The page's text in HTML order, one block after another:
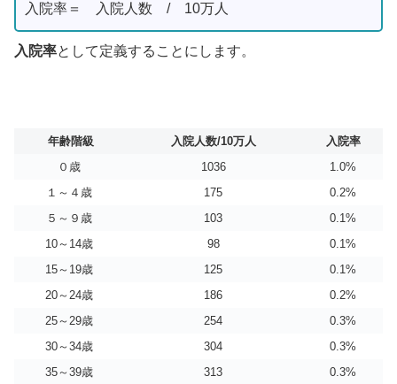
入院率＝ 入院人数 / 10万人
入院率として定義することにします。
年齢階級 入院人数/10万人
入院率
０歳
1036
1.0%
１～４歳
175
0.2%
５～９歳
103
0.1%
10～14歳
98
0.1%
15～19歳
125
0.1%
20～24歳
186
0.2%
25～29歳
254
0.3%
30～34歳
304
0.3%
35～39歳
313
0.3%